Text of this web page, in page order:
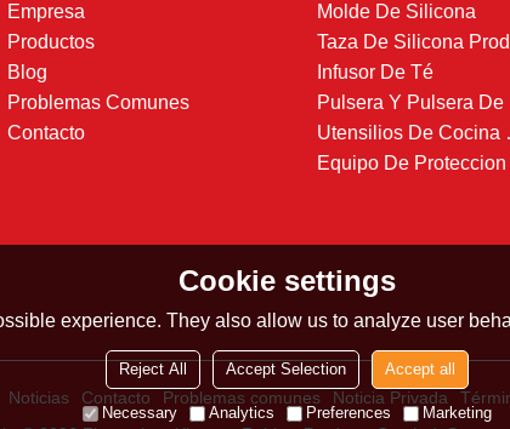
Empresa
Productos
Blog
Problemas Comunes
Contacto
Molde De Silicona
Infusor De Té
Equipo De Proteccion
Noticias Contacto Problemas comunes Noticia Privada
Cookie settings
experience. They also allow us to analyze user
Reject All Accept Selection Accept all
Necessary Analytics Preferences Marketing